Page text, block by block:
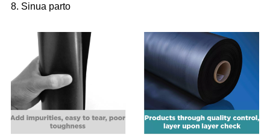
8. Sinua parto